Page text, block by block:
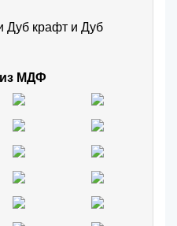
Дуб крафт и Дуб
МДФ